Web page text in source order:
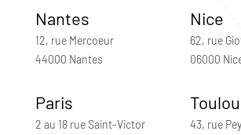
Nantes
12, rue Mercoeur
44000 Nantes
Nice
62, rue
06000
Paris
2 au 18 rue Saint-Victor
43, rue